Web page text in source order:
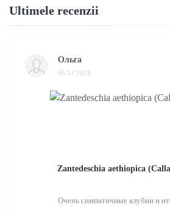
Ultimele recenzii
Ольга
05.12.2024
Zantedeschia aethiopica
Очень симпатичные клубни и